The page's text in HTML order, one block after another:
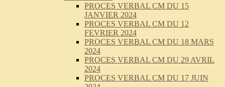
PROCES VERBAL CM DU 15
JANVIER 2024
PROCES VERBAL CM DU 12
FEVRIER 2024
PROCES VERBAL CM DU 18 MARS
2024
PROCES VERBAL CM DU 29 AVRIL
2024
PROCES VERBAL CM DU 17 JUIN